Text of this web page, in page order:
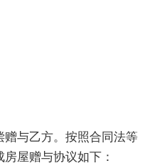
赠与乙方。按照合同法等
屋赠与协议如下：